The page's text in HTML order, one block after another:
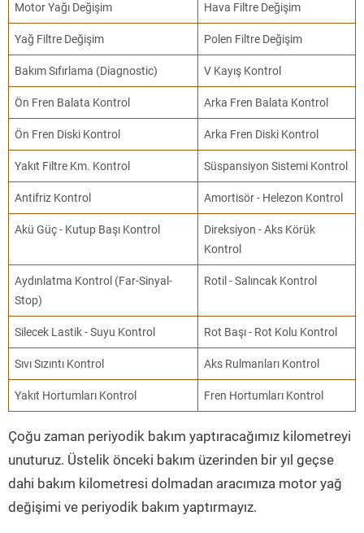
Motor Yağı Değişim Hava Filtre Değişim
Yağ Filtre Değişim Polen Filtre Değişim
Bakım Sıfırlama (Diagnostic) V Kayış Kontrol
Ön Fren Balata Kontrol Arka Fren Balata Kontrol
Ön Fren Diski Kontrol Arka Fren Diski Kontrol
Yakıt Filtre Km. Kontrol Süspansiyon Sistemi Kontrol
Antifriz Kontrol Amortisör - Helezon Kontrol
Akü Güç - Kutup Başı Kontrol
Direksiyon - Aks Körük
Kontrol
Aydınlatma Kontrol (Far-Sinyal-
Stop)
Rotil - Salıncak Kontrol
Silecek Lastik - Suyu Kontrol Rot Başı - Rot Kolu Kontrol
Sıvı Sızıntı Kontrol Aks Rulmanları Kontrol
Yakıt Hortumları Kontrol Fren Hortumları Kontrol
Çoğu zaman periyodik bakım yaptıracağımız kilometreyi
unuturuz. Üstelik önceki bakım üzerinden bir yıl geçse
dahi bakım kilometresi dolmadan aracımıza motor yağ
değişimi ve periyodik bakım yaptırmayız.